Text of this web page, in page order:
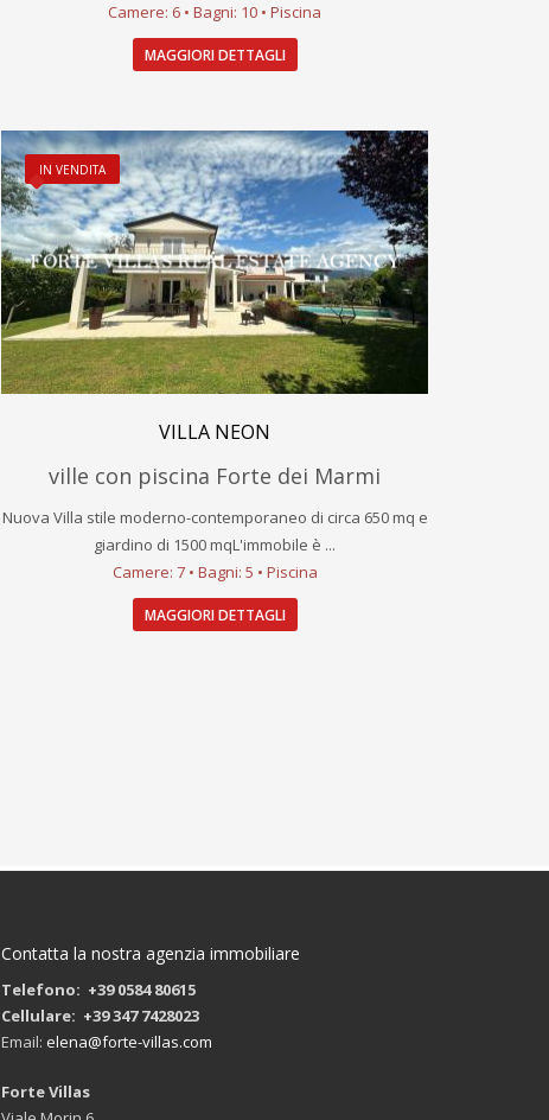
Camere: 6 • Bagni: 10 • Piscina
MAGGIORI DETTAGLI
IN VENDITA
VILLA NEON
ville con piscina Forte dei Marmi
Nuova Villa stile moderno-contemporaneo di circa 650 mq e
giardino di 1500 mqL'immobile è ...
Camere: 7 • Bagni: 5 • Piscina
MAGGIORI DETTAGLI
Contatta la nostra agenzia immobiliare
Telefono: +39 0584 80615
Cellulare: +39 347 7428023
Email: elena@forte-villas.com
Forte Villas